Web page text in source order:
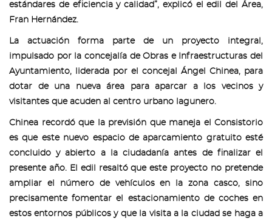
estándares de eficiencia y calidad”, explicó el edil del Área,
Fran Hernández.
La actuación forma parte de un proyecto integral,
impulsado por la concejalía de Obras e Infraestructuras del
Ayuntamiento, liderada por el concejal Ángel Chinea, para
dotar de una nueva área para aparcar a los vecinos y
visitantes que acuden al centro urbano lagunero.
Chinea recordó que la previsión que maneja el Consistorio
es que este nuevo espacio de aparcamiento gratuito esté
concluido y abierto a la ciudadanía antes de finalizar el
presente año. El edil resaltó que este proyecto no pretende
ampliar el número de vehículos en la zona casco, sino
precisamente fomentar el estacionamiento de coches en
estos entornos públicos y que la visita a la ciudad se haga a